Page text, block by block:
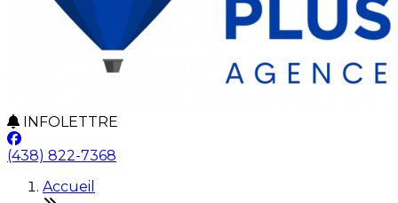
INFOLETTRE
(438) 822-7368
Accueil